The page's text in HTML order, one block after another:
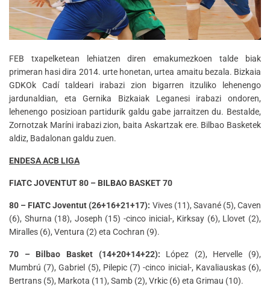
FEB txapelketean lehiatzen diren emakumezkoen talde biak
primeran hasi dira 2014. urte honetan, urtea amaitu bezala. Bizkaia
GDKOk Cadí taldeari irabazi zion bigarren itzuliko lehenengo
jardunaldian, eta Gernika Bizkaiak Leganesi irabazi ondoren,
lehenengo posizioan partidurik galdu gabe jarraitzen du. Bestalde,
Zornotzak Maríni irabazi zion, baita Askartzak ere. Bilbao Basketek
aldiz, Badalonan galdu zuen.
ENDESA ACB LIGA
FIATC JOVENTUT 80 – BILBAO BASKET 70
80 – FIATC Joventut (26+16+21+17): Vives (11), Savané (5), Caven
(6), Shurna (18), Joseph (15) -cinco inicial-, Kirksay (6), Llovet (2),
Miralles (6), Ventura (2) eta Cochran (9).
70 – Bilbao Basket (14+20+14+22): López (2), Hervelle (9),
Mumbrú (7), Gabriel (5), Pilepic (7) -cinco inicial-, Kavaliauskas (6),
Bertrans (5), Markota (11), Samb (2), Vrkic (6) eta Grimau (10).